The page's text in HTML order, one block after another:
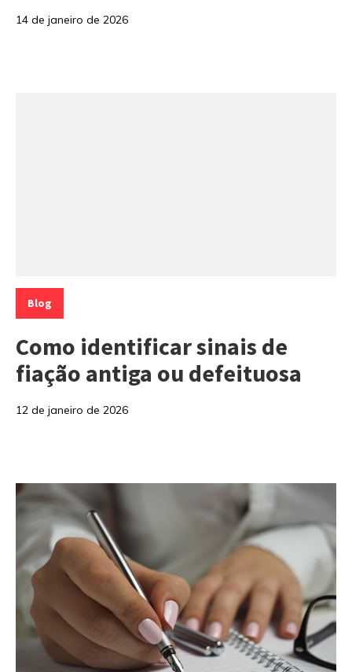
14 de janeiro de 2026
Categorias:
Blog
Como identificar sinais de
fiação antiga ou defeituosa
12 de janeiro de 2026